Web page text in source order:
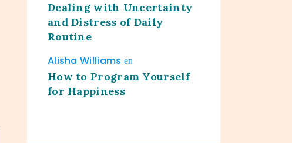
Dealing with Uncertainty
and Distress of Daily
Routine
Alisha Williams en
How to Program Yourself
for Happiness